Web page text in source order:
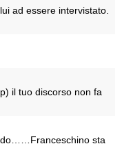
ad essere intervistato.
il tuo discorso non fa
sta